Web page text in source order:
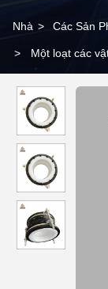
Nhà > Các Sản
> Một loạt các